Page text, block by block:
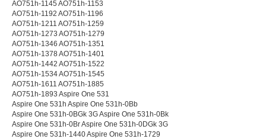
AO751h-1145 AO751h-1153
AO751h-1192 AO751h-1196
AO751h-1211 AO751h-1259
AO751h-1273 AO751h-1279
AO751h-1346 AO751h-1351
AO751h-1378 AO751h-1401
AO751h-1442 AO751h-1522
AO751h-1534 AO751h-1545
AO751h-1611 AO751h-1885
AO751h-1893 Aspire One 531
Aspire One 531h Aspire One 531h-0Bb
Aspire One 531h-0BGk 3G Aspire One 531h-0Bk
Aspire One 531h-0Br Aspire One 531h-0DGk 3G
Aspire One 531h-1440 Aspire One 531h-1729